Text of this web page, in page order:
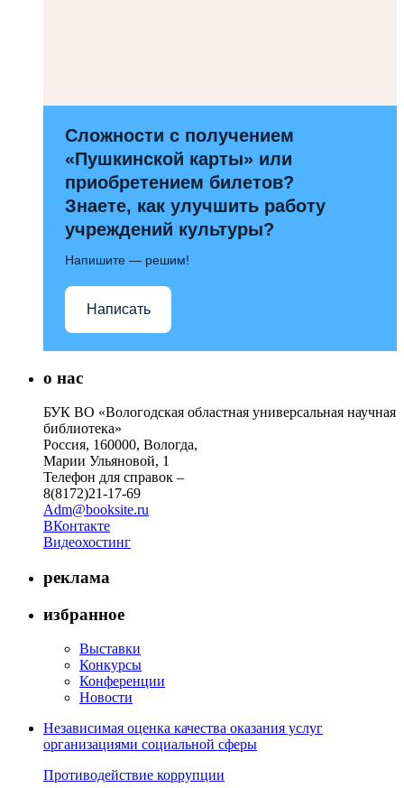
Сложности с получением
«Пушкинской карты» или
приобретением билетов?
Знаете, как улучшить работу
учреждений культуры?
Напишите — решим!
Написать
о нас
БУК ВО «Вологодская областная универсальная научная
библиотека»
Россия, 160000, Вологда,
Марии Ульяновой, 1
Телефон для справок –
8(8172)21-17-69
Adm@booksite.ru
ВКонтакте
Видеохостинг
реклама
избранное
Выставки
Конкурсы
Конференции
Новости
Независимая оценка качества оказания услуг
организациями социальной сферы
Противодействие коррупции